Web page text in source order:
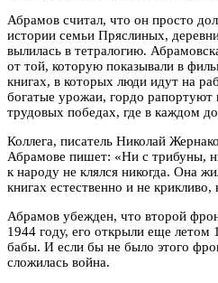
Абрамов считал, что он просто
истории семьи Пряслиных,
вылилась в тетралогию.
от той, которую показывали в
книгах, в которых люди идут на
богатые урожаи, гордо рапортуют
трудовых победах, где в каждом
Коллега, писатель Николай
Абрамове пишет: «Ни с трибуны,
к народу не клялся никогда. Она
книгах естественно и не
Абрамов убежден, что второй
1944 году, его открыли еще летом
бабы. И если бы не было этого
сложилась война.